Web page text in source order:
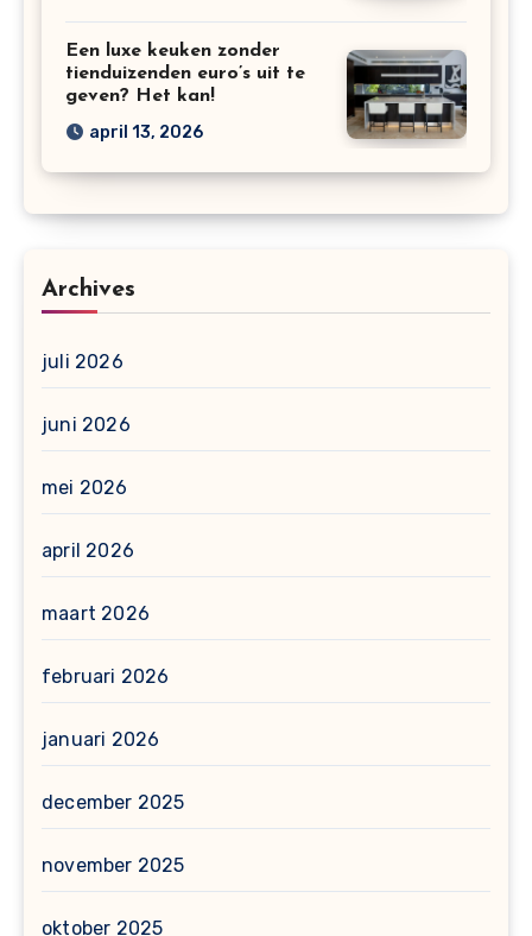
Een luxe keuken zonder
tienduizenden euro’s uit te
geven? Het kan!
april 13, 2026
Archives
juli 2026
juni 2026
mei 2026
april 2026
maart 2026
februari 2026
januari 2026
december 2025
november 2025
oktober 2025